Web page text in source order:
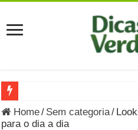
Grávida Pode Comer
Home/ Sem categoria/
para o dia a dia